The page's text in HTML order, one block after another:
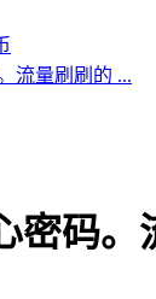
流量刷刷的 ...
码。